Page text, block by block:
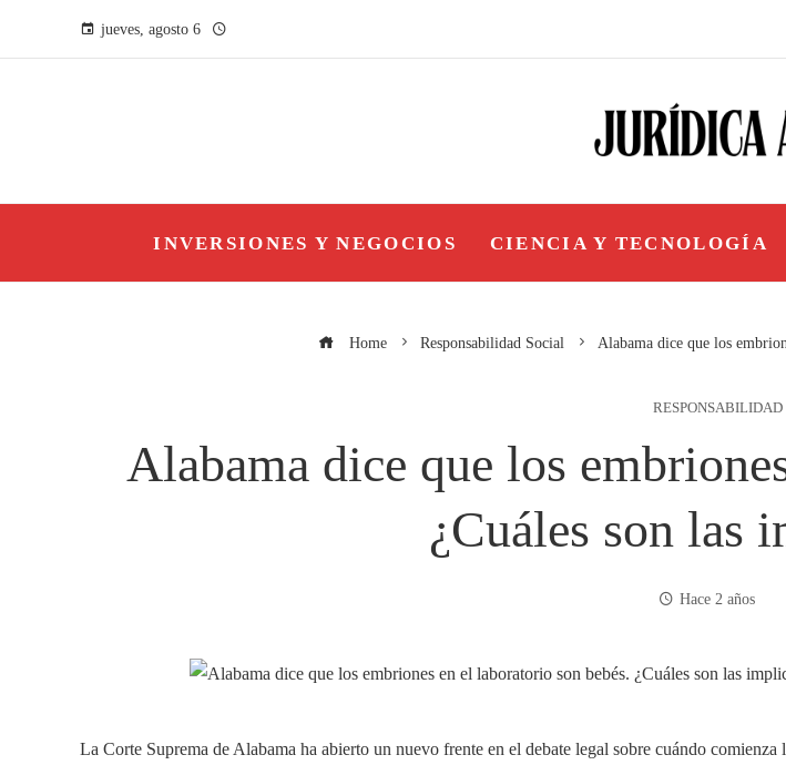
jueves, agosto 6
INVERSIONES Y NEGOCIOS CIENCIA Y TECNOLOGÍA
Home Responsabilidad Social Alabama dice que los
RESPONSABILIDAD
Alabama dice que los
¿Cuáles son las
Hace 2 años
La Corte Suprema de Alabama ha abierto un nuevo frente en el debate legal sobre cuándo comienza